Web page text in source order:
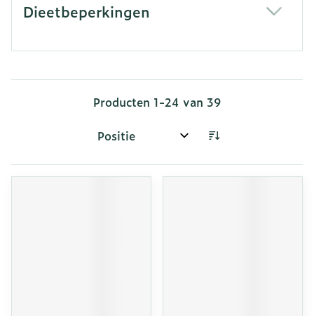
Dieetbeperkingen
Producten 1-24 van 39
Sorteer op: